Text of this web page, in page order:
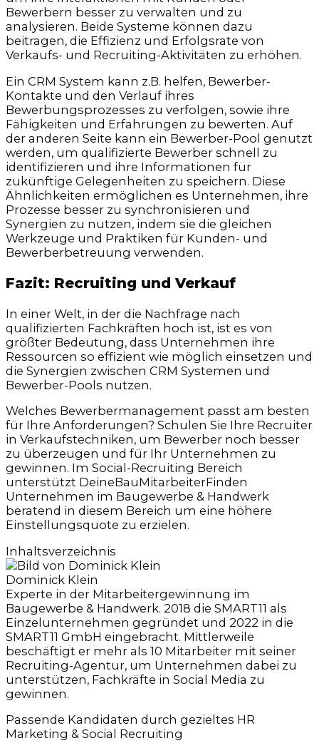
Bewerbern besser zu verwalten und zu
analysieren. Beide Systeme können dazu
beitragen, die Effizienz und Erfolgsrate von
Verkaufs- und Recruiting-Aktivitäten zu erhöhen.
Ein CRM System kann z.B. helfen, Bewerber-
Kontakte und den Verlauf ihres
Bewerbungsprozesses zu verfolgen, sowie ihre
Fähigkeiten und Erfahrungen zu bewerten. Auf
der anderen Seite kann ein Bewerber-Pool genutzt
werden, um qualifizierte Bewerber schnell zu
identifizieren und ihre Informationen für
zukünftige Gelegenheiten zu speichern. Diese
Ähnlichkeiten ermöglichen es Unternehmen, ihre
Prozesse besser zu synchronisieren und
Synergien zu nutzen, indem sie die gleichen
Werkzeuge und Praktiken für Kunden- und
Bewerberbetreuung verwenden.
Fazit: Recruiting und Verkauf
In einer Welt, in der die Nachfrage nach
qualifizierten Fachkräften hoch ist, ist es von
größter Bedeutung, dass Unternehmen ihre
Ressourcen so effizient wie möglich einsetzen und
die Synergien zwischen CRM Systemen und
Bewerber-Pools nutzen.
Welches Bewerbermanagement passt am besten
für Ihre Anforderungen? Schulen Sie Ihre Recruiter
in Verkaufstechniken, um Bewerber noch besser
zu überzeugen und für Ihr Unternehmen zu
gewinnen. Im Social-Recruiting Bereich
unterstützt DeineBauMitarbeiterFinden
Unternehmen im Baugewerbe & Handwerk
beratend in diesem Bereich um eine höhere
Einstellungsquote zu erzielen.
Inhaltsverzeichnis
Dominick Klein
Experte in der Mitarbeitergewinnung im
Baugewerbe & Handwerk. 2018 die SMART11 als
Einzelunternehmen gegründet und 2022 in die
SMART11 GmbH eingebracht. Mittlerweile
beschäftigt er mehr als 10 Mitarbeiter mit seiner
Recruiting-Agentur, um Unternehmen dabei zu
unterstützen, Fachkräfte in Social Media zu
gewinnen.
Passende Kandidaten durch gezieltes HR
Marketing & Social Recruiting